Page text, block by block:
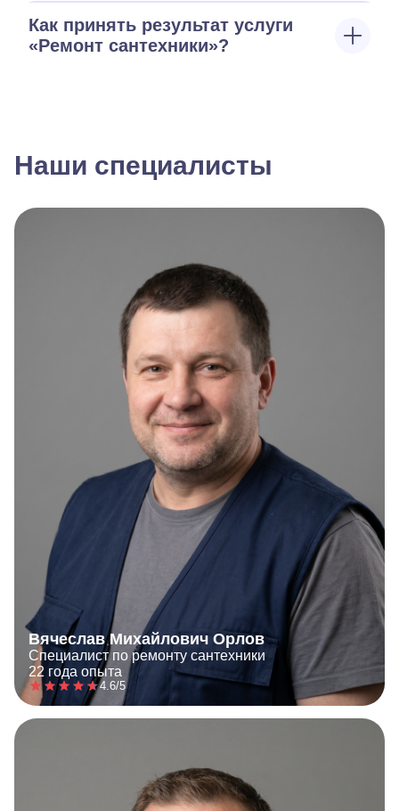
Как принять результат услуги
«Ремонт сантехники»?
Наши специалисты
Вячеслав Михайлович Орлов
Специалист по ремонту сантехники
22 года опыта
4.6/5